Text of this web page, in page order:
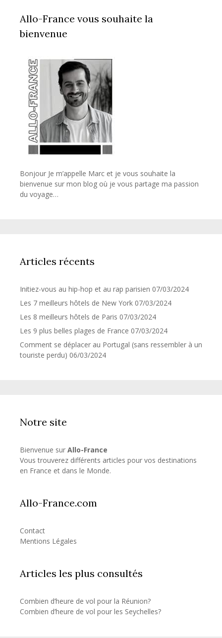
Allo-France vous souhaite la
bienvenue
Bonjour Je m’appelle Marc et je vous souhaite la
bienvenue sur mon blog où je vous partage ma passion
du voyage…
Articles récents
Initiez-vous au hip-hop et au rap parisien 07/03/2024
Les 7 meilleurs hôtels de New York 07/03/2024
Les 8 meilleurs hôtels de Paris 07/03/2024
Les 9 plus belles plages de France 07/03/2024
Comment se déplacer au Portugal (sans ressembler à un
touriste perdu) 06/03/2024
Notre site
Bienvenue sur Allo-France
Vous trouverez différents articles pour vos destinations
en France et dans le Monde.
Allo-France.com
Contact
Mentions Légales
Articles les plus consultés
Combien d’heure de vol pour la Réunion?
Combien d’heure de vol pour les Seychelles?